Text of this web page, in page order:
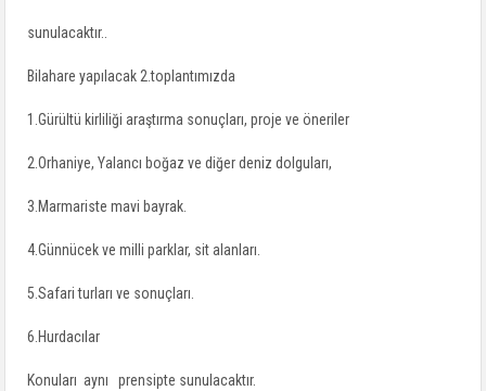
sunulacaktır..
Bilahare yapılacak 2.toplantımızda
1.Gürültü kirliliği araştırma sonuçları, proje ve öneriler
2.Orhaniye, Yalancı boğaz ve diğer deniz dolguları,
3.Marmariste mavi bayrak.
4.Günnücek ve milli parklar, sit alanları.
5.Safari turları ve sonuçları.
6.Hurdacılar
Konuları aynı prensipte sunulacaktır.